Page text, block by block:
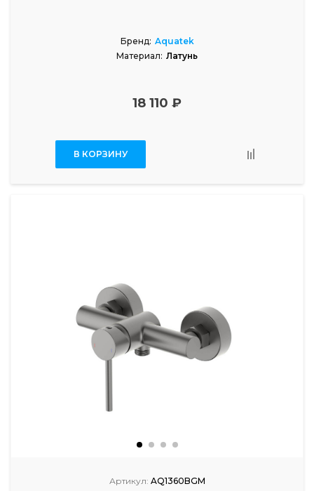
Бренд: Aquatek
Материал: Латунь
18 110 ₽
В КОРЗИНУ
Артикул: AQ1360BGM